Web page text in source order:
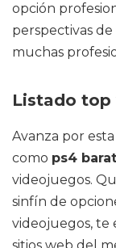
opción
perspectivas
muchas
Listado top
Avanza por
como ps4
videojuegos.
sinfín de
videojuegos, te